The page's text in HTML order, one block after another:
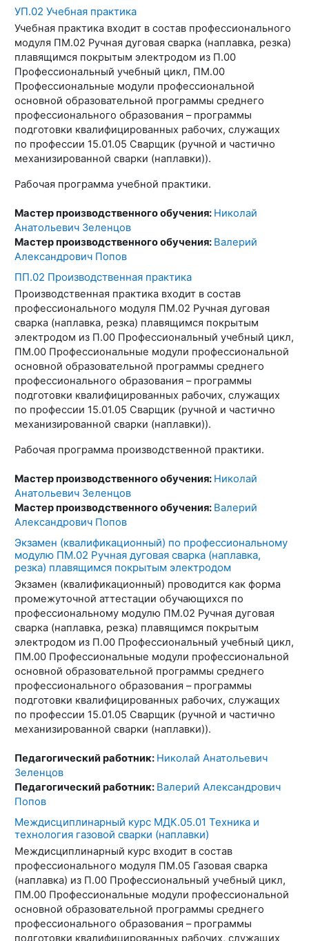
УП.02 Учебная практика
Учебная практика входит в состав профессионального
модуля ПМ.02 Ручная дуговая сварка (наплавка, резка)
плавящимся покрытым электродом из П.00
Профессиональный учебный цикл, ПМ.00
Профессиональные модули профессиональной
основной образовательной программы среднего
профессионального образования – программы
подготовки квалифицированных рабочих, служащих
по профессии 15.01.05 Сварщик (ручной и частично
механизированной сварки (наплавки)).
Рабочая программа учебной практики.
Мастер производственного обучения: Николай
Анатольевич Зеленцов
Мастер производственного обучения: Валерий
Александрович Попов
ПП.02 Производственная практика
Производственная практика входит в состав
профессионального модуля ПМ.02 Ручная дуговая
сварка (наплавка, резка) плавящимся покрытым
электродом из П.00 Профессиональный учебный цикл,
ПМ.00 Профессиональные модули профессиональной
основной образовательной программы среднего
профессионального образования – программы
подготовки квалифицированных рабочих, служащих
по профессии 15.01.05 Сварщик (ручной и частично
механизированной сварки (наплавки)).
Рабочая программа производственной практики.
Мастер производственного обучения: Николай
Анатольевич Зеленцов
Мастер производственного обучения: Валерий
Александрович Попов
Экзамен (квалификационный) по профессиональному
модулю ПМ.02 Ручная дуговая сварка (наплавка,
резка) плавящимся покрытым электродом
Экзамен (квалификационный) проводится как форма
промежуточной аттестации обучающихся по
профессиональному модулю ПМ.02 Ручная дуговая
сварка (наплавка, резка) плавящимся покрытым
электродом из П.00 Профессиональный учебный цикл,
ПМ.00 Профессиональные модули профессиональной
основной образовательной программы среднего
профессионального образования – программы
подготовки квалифицированных рабочих, служащих
по профессии 15.01.05 Сварщик (ручной и частично
механизированной сварки (наплавки)).
Педагогический работник: Николай Анатольевич
Зеленцов
Педагогический работник: Валерий Александрович
Попов
Междисциплинарный курс МДК.05.01 Техника и
технология газовой сварки (наплавки)
Междисциплинарный курс входит в состав
профессионального модуля ПМ.05 Газовая сварка
(наплавка) из П.00 Профессиональный учебный цикл,
ПМ.00 Профессиональные модули профессиональной
основной образовательной программы среднего
профессионального образования – программы
подготовки квалифицированных рабочих, служащих